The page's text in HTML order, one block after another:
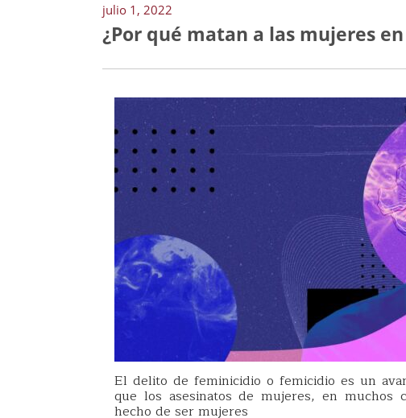
julio 1, 2022
¿Por qué matan a las mujeres
El delito de feminicidio o femicidio es un
que los asesinatos de mujeres, en muchos
hecho de ser mujeres